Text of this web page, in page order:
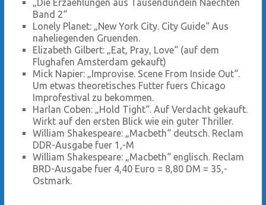
„Die Erzaehlungen aus Tausendundein Naechten
Band 2“
Lonely Planet: „New York City. City Guide“ Aus
naheliegenden Gruenden.
Elizabeth Gilbert: „Eat, Pray, Love“ (auf dem
Flughafen Amsterdam gekauft)
Mick Napier: „Improvise. Scene From Inside Out“.
Um etwas theoretisches Futter fuers Chicago
Improfestival zu bekommen.
Harlan Coben: „Hold Tight“. Auf Verdacht gekauft.
Wirkt auf den ersten Blick wie ein guter Thriller.
William Shakespeare: „Macbeth“ deutsch. Reclam
DDR-Ausgabe fuer 1,-M
William Shakespeare: „Macbeth“ englisch. Reclam
BRD-Ausgabe fuer 4,40 Euro = 8,80 DM = 35,-
Ostmark.